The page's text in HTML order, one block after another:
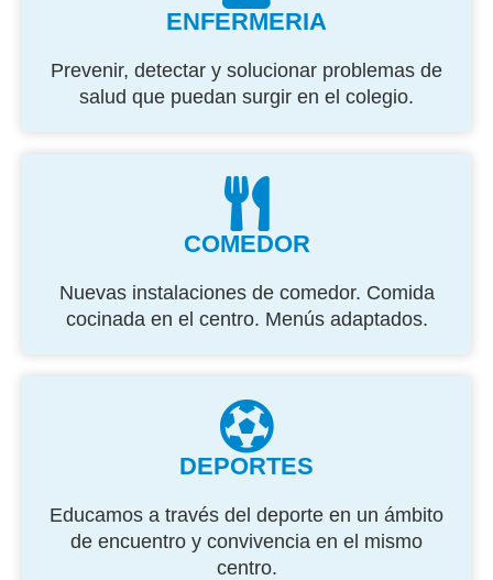
ENFERMERIA
Prevenir, detectar y solucionar problemas de
salud que puedan surgir en el colegio.
COMEDOR
Nuevas instalaciones de comedor. Comida
cocinada en el centro. Menús adaptados.
DEPORTES
Educamos a través del deporte en un ámbito
de encuentro y convivencia en el mismo
centro.